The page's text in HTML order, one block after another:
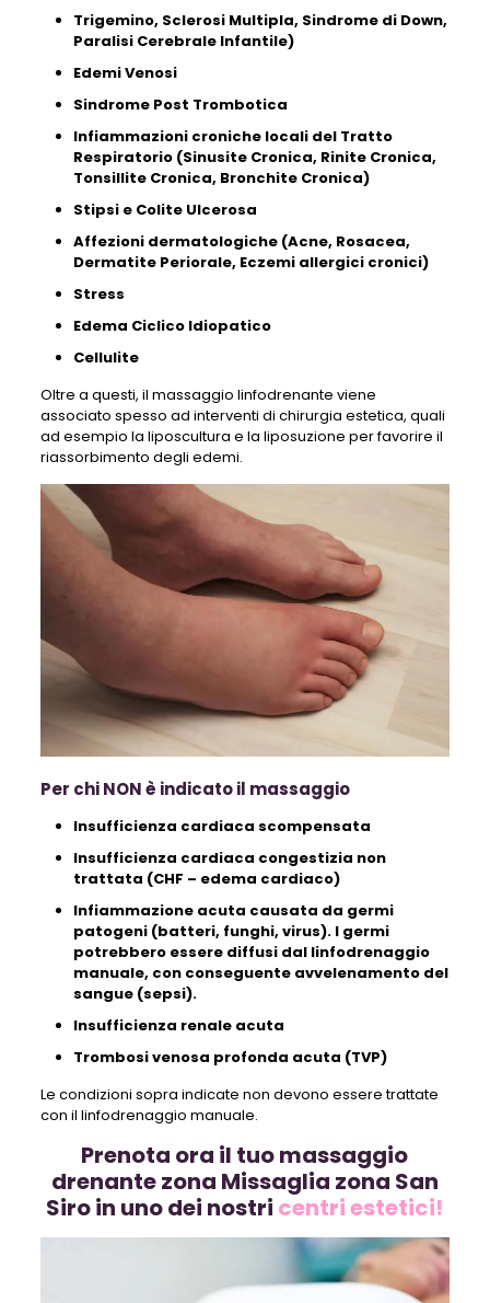
Trigemino, Sclerosi Multipla, Sindrome di Down,
Paralisi Cerebrale Infantile)
Edemi Venosi
Sindrome Post Trombotica
Infiammazioni croniche locali del Tratto
Respiratorio (Sinusite Cronica, Rinite Cronica,
Tonsillite Cronica, Bronchite Cronica)
Stipsi e Colite Ulcerosa
Affezioni dermatologiche (Acne, Rosacea,
Dermatite Periorale, Eczemi allergici cronici)
Stress
Edema Ciclico Idiopatico
Cellulite
Oltre a questi, il massaggio linfodrenante viene
associato spesso ad interventi di chirurgia estetica, quali
ad esempio la liposcultura e la liposuzione per favorire il
riassorbimento degli edemi.
Per chi NON è indicato il massaggio
Insufficienza cardiaca scompensata
Insufficienza cardiaca congestizia non
trattata (CHF – edema cardiaco)
Infiammazione acuta causata da germi
patogeni (batteri, funghi, virus). I germi
potrebbero essere diffusi dal linfodrenaggio
manuale, con conseguente avvelenamento del
sangue (sepsi).
Insufficienza renale acuta
Trombosi venosa profonda acuta (TVP)
Le condizioni sopra indicate non devono essere trattate
con il linfodrenaggio manuale.
Prenota ora il tuo massaggio
drenante zona Missaglia zona San
Siro in uno dei nostri centri estetici!